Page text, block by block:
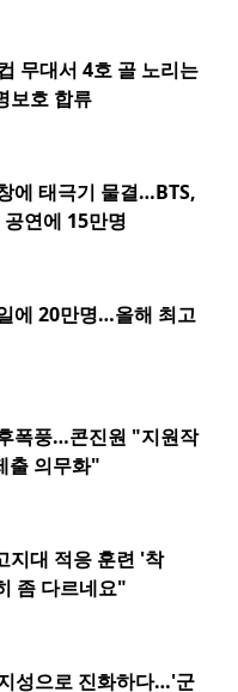
무대서 4호 골 노리는
보호 합류
에 태극기 물결…BTS,
연에 15만명
에 20만명…올해 최고
폭풍…콘진원 "지원작
출 의무화"
지대 적응 훈련 '착
좀 다르네요"
성으로 진화하다…'군